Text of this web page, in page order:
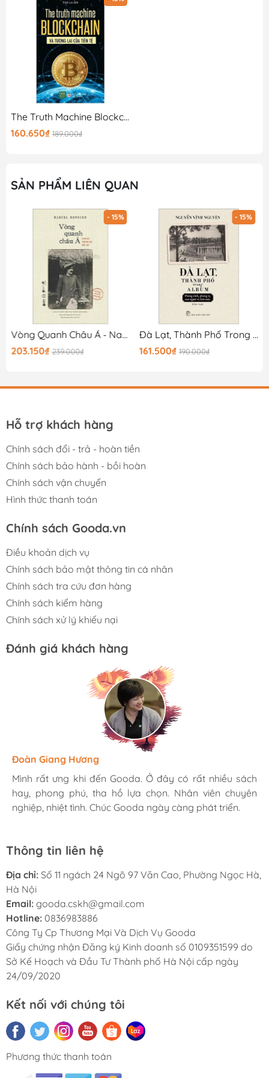
The Truth Machine Blockchain Và Tương Lai Của Tiền Tệ
160.650₫ 189.000₫
SẢN PHẨM LIÊN QUAN
- 15%
Vòng Quanh Châu Á - Nam Kỳ, Trung Kỳ, Bắc Kỳ
203.150₫ 239.000₫
- 15%
Đà Lạt, Thành Phố Trong Album
161.500₫ 190.000₫
Hỗ trợ khách hàng
Chính sách đổi - trả - hoàn tiền
Chính sách bảo hành - bồi hoàn
Chính sách vận chuyển
Hình thức thanh toán
Chính sách Gooda.vn
Điều khoản dịch vụ
Chính sách bảo mật thông tin cá nhân
Chính sách tra cứu đơn hàng
Chính sách kiểm hàng
Chính sách xử lý khiếu nại
Đánh giá khách hàng
Hương Suri
Mình rất ưng khi đến Gooda. Ở đây có rất nhiều sách
hay, phong phú, tha hồ lựa chọn. Nhân viên chuyên
nghiệp, nhiệt tình. Chúc Gooda ngày càng phát triển.
Đoàn Giang Hương
Mình rất ưng khi đến Gooda. Ở đây có rất nhiều sách
hay, phong phú, tha hồ lựa chọn. Nhân viên chuyên
nghiệp, nhiệt tình. Chúc Gooda ngày càng phát triển.
Ngọc Anh
Mình rất ưng khi đến Gooda. Ở đây có rất nhiều sách
hay, phong phú, tha hồ lựa chọn. Nhân viên chuyên
nghiệp, nhiệt tình. Chúc Gooda ngày càng phát triển.
Thông tin liên hệ
Địa chỉ: Số 11 ngách 24 Ngõ 97 Văn Cao, Phường Ngọc Hà,
Hà Nội
Email: gooda.cskh@gmail.com
Hotline: 0836983886
Công Ty Cp Thương Mại Và Dịch Vụ Gooda
Giấy chứng nhận Đăng ký Kinh doanh số 0109351599 do
Sở Kế Hoạch và Đầu Tư Thành phố Hà Nội cấp ngày
24/09/2020
Kết nối với chúng tôi
Phương thức thanh toán